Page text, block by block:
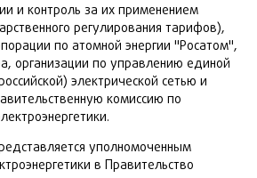
и контроль за их применением
регулирования тарифов),
по атомной энергии "Росатом",
организации по управлению единой
электрической сетью и
комиссию по
уполномоченным
в Правительство